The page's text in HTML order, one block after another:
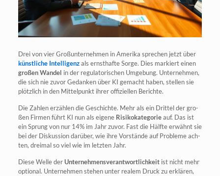
Drei von vier Groß­un­ter­neh­men in Ame­ri­ka spre­chen jetzt über
künst­li­che Intel­li­genzals ernst­haf­te Sor­ge. Dies mar­kiert einen
gro­ßen Wan­del in der regu­la­to­ri­schen Umge­bung. Unter­neh­men,
die sich nie zuvor Gedan­ken über KI gemacht haben, stel­len sie
plötz­lich in den Mit­tel­punkt ihrer offi­zi­el­len Berichte.
Die Zah­len erzäh­len die Geschich­te. Mehr als ein Drit­tel der gro­
ßen Fir­men führt KI nun als eige­ne Risi­ko­ka­te­go­rieauf. Das ist
ein Sprung von nur 14% im Jahr zuvor. Fast die Hälf­te erwähnt sie
bei der Dis­kus­si­on dar­über, wie ihre Vor­stän­de auf Pro­ble­me ach­
ten, drei­mal so viel wie im letz­ten Jahr.
Die­se Wel­le derUnter­neh­mens­ver­ant­wort­lich­keitist nicht mehr
optio­nal. Unter­neh­men ste­hen unter rea­lem Druck zu erklä­ren,